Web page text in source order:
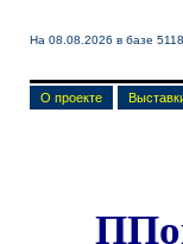
На 08.08.2026 в базе
О проекте